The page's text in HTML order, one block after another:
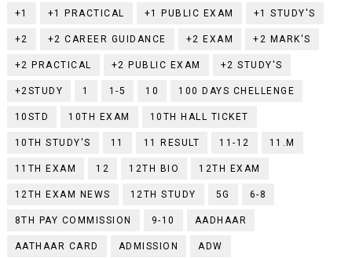
+1 +1 PRACTICAL +1 PUBLIC EXAM +1 STUDY'S
+2 +2 CAREER GUIDANCE +2 EXAM +2 MARK'S
+2 PRACTICAL +2 PUBLIC EXAM +2 STUDY'S
+2STUDY 1 1-5 10 100 DAYS CHELLENGE
10STD 10TH EXAM 10TH HALL TICKET
10TH STUDY'S 11 11 RESULT 11-12 11.M
11TH EXAM 12 12TH BIO 12TH EXAM
12TH EXAM NEWS 12TH STUDY 5G 6-8
8TH PAY COMMISSION 9-10 AADHAAR
AATHAAR CARD ADMISSION ADW